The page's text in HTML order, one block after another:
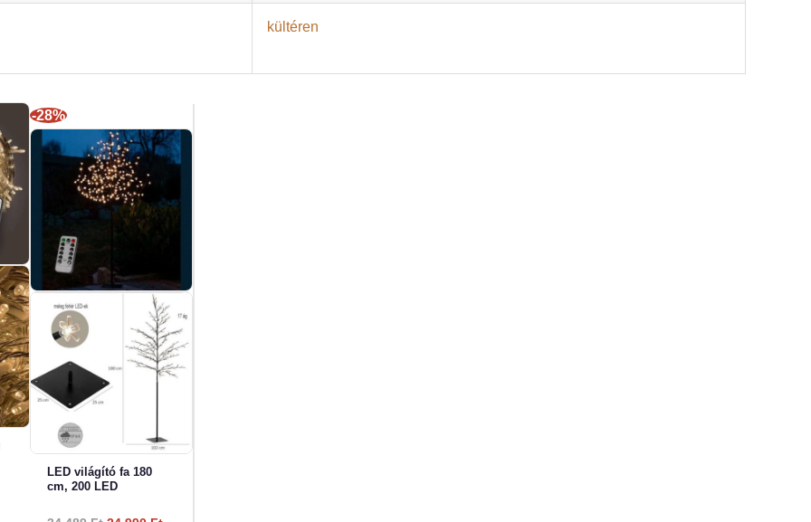
(gyártói adat)
60 Hz
/ LED
kültéren
-28%
LED világító fa 180
cm, 200 LED